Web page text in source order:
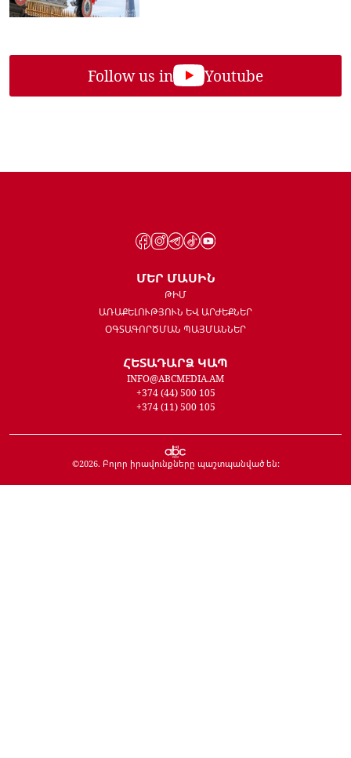
Follow us in Youtube
ՄԵՐ ՄԱՍԻՆ
ԹԻՄ
ԱՌԱՔԵԼՈՒԹՅՈՒՆ ԵՎ ԱՐԺԵՔՆԵՐ
ՕԳՏԱԳՈՐԾՄԱՆ ՊԱՅՄԱՆՆԵՐ
ՀԵՏԱԴԱՐՁ ԿԱՊ
INFO@ABCMEDIA.AM
+374 (44) 500 105
+374 (11) 500 105
©2026. Բոլոր իրավունքները պաշտպանված են: